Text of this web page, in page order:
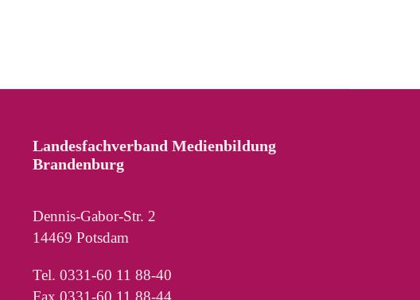
Landesfachverband Medienbildung
Brandenburg
Dennis-Gabor-Str. 2
14469 Potsdam
Tel. 0331-60 11 88-40
Fax 0331-60 11 88-44